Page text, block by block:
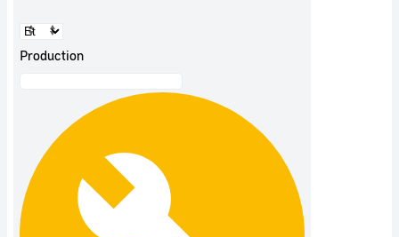
Production